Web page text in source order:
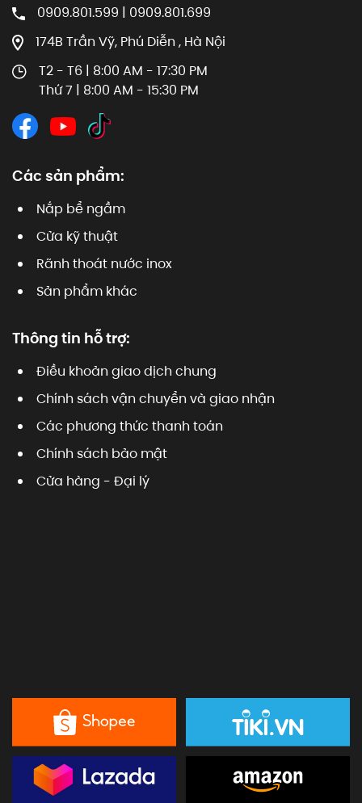
0909.801.599 | 0909.801.699
174B Trần Vỹ, Phú Diễn , Hà Nội
T2 - T6 | 8:00 AM - 17:30 PM
Thứ 7 | 8:00 AM - 15:30 PM
Các sản phẩm:
Nắp bể ngầm
Cửa kỹ thuật
Rãnh thoát nước inox
Sản phẩm khác
Thông tin hỗ trợ:
Điều khoản giao dịch chung
Chính sách vận chuyển và giao nhận
Các phương thức thanh toán
Chính sách bảo mật
Cửa hàng - Đại lý